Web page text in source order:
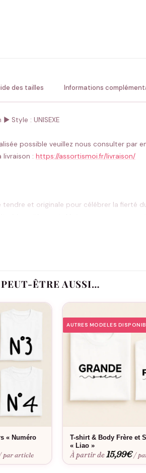
des tailles Informations
► Style : UNISEXE
possible veuillez nous consulter par
livraison : https://assortismoi.fr/livraison/
tendre et originale pour célébrer la fierté
et à illuminer
Pourquoi choisir le
« Grand Frère »
duo crée un impact émotionnel immédiat
la mémoire.
2) Une
« Personnalisable »
de naissance, albums souvenir, cartes à
ÊTRE AUSSI…
« Numéro
par article
AUTRES MODELES
T-shirt & Body Frère et
« Liao »
À partir de15,99€ /